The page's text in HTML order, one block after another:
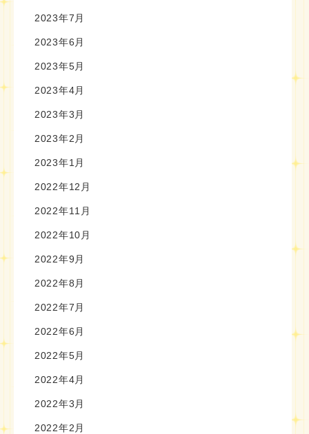
2023年7月
2023年6月
2023年5月
2023年4月
2023年3月
2023年2月
2023年1月
2022年12月
2022年11月
2022年10月
2022年9月
2022年8月
2022年7月
2022年6月
2022年5月
2022年4月
2022年3月
2022年2月